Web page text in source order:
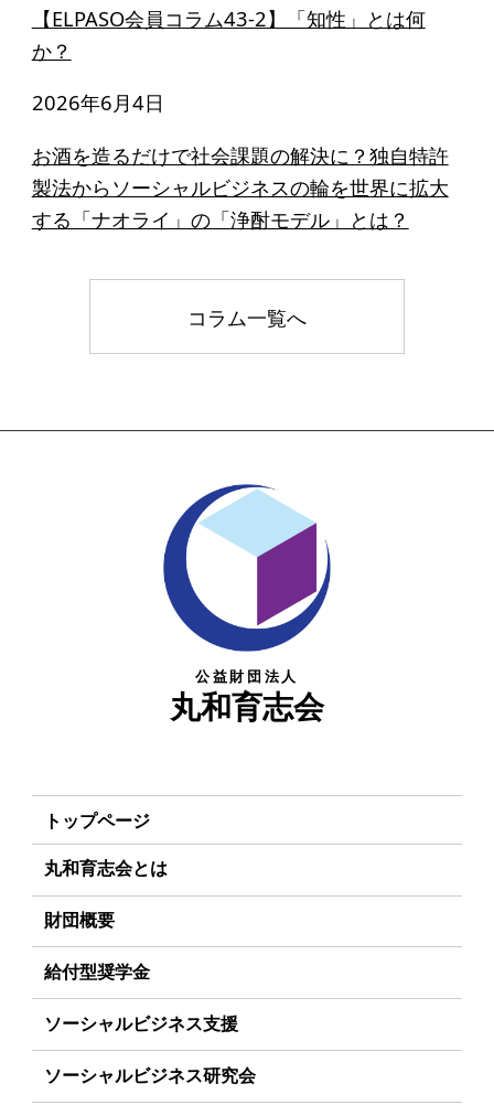
【ELPASO会員コラム43-2】「知性」とは何
か？
2026年6月4日
お酒を造るだけで社会課題の解決に？独自特許
製法からソーシャルビジネスの輪を世界に拡大
する「ナオライ」の「浄酎モデル」とは？
コラム一覧へ
公益財団法人
丸和育志会
トップページ
丸和育志会とは
理事長あいさつ
丸和育志会の目指す未来
学生のみなさんへ
起業を考えているみなさんへ
財団概要
理念
組織
給付型奨学金
事業方針
給付型奨学金とは
ソーシャルビジネス支援
事業方針
ソーシャルビジネス研究会